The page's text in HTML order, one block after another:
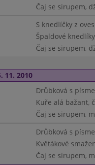
Čaj se sirupem,
S knedlíčky z
Špaldové
Čaj se sirupem,
11. 2010
Drůbková s
Kuře alá bažant,
Čaj se sirupem,
Drůbková s
Květákové
Čaj se sirupem,